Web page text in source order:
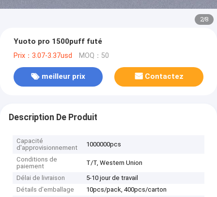
2/8
Yuoto pro 1500puff futé
Prix：3.07-3.37usd MOQ：50
meilleur prix Contactez
Description De Produit
Capacité
d'approvisionnement
1000000pcs
Conditions de
paiement
T/T, Western Union
Délai de livraison
5-10 jour de travail
Détails d'emballage
10pcs/pack, 400pcs/carton